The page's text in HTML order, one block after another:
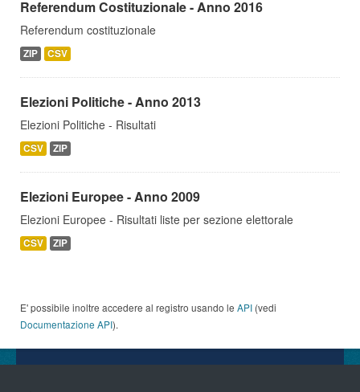
Referendum Costituzionale - Anno 2016
Referendum costituzionale
ZIP CSV
Elezioni Politiche - Anno 2013
Elezioni Politiche - Risultati
CSV ZIP
Elezioni Europee - Anno 2009
Elezioni Europee - Risultati liste per sezione elettorale
CSV ZIP
E' possibile inoltre accedere al registro usando le API (vedi
Documentazione API).